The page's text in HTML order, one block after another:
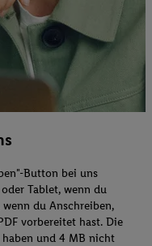
Button bei uns
Tablet, wenn du
du Anschreiben,
vorbereitet hast. Die
und 4 MB nicht